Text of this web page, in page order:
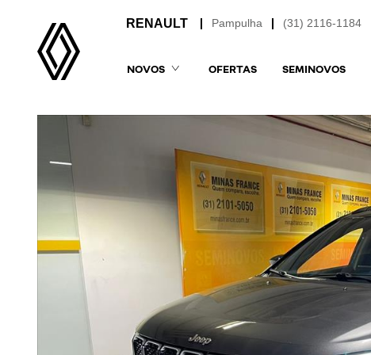
(31) 2116-1184
Pampulha
NOVOS OFERTAS SEMINOVOS